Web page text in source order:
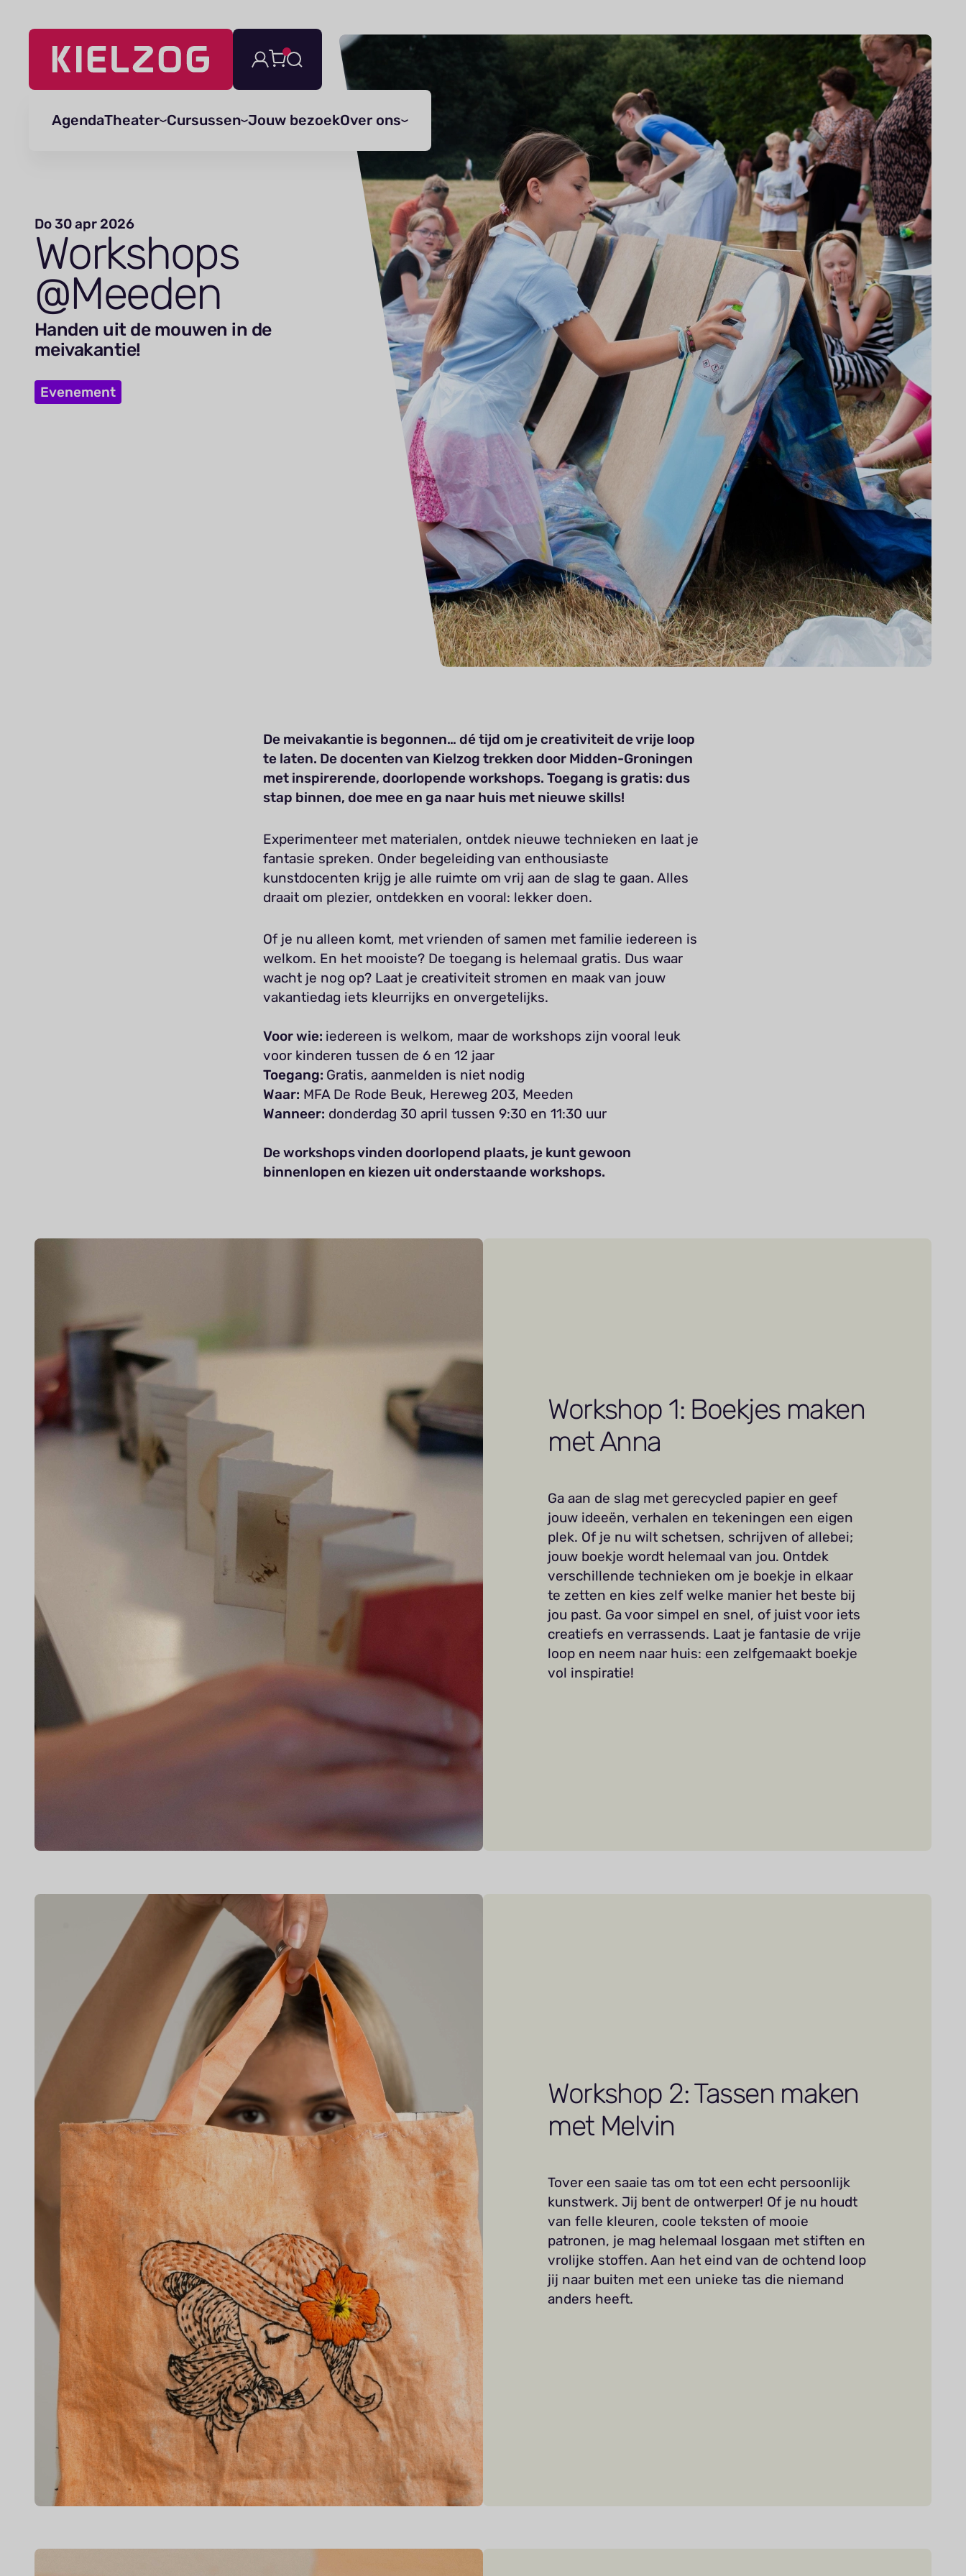
Navigatie
AgendaTheater Cursussen Jouw bezoekOver ons
Do 30 apr 2026
Workshops
@Meeden
Handen uit de mouwen in de
meivakantie!
Evenement
De meivakantie is begonnen… dé tijd om je creativiteit de vrije loop
te laten. De docenten van Kielzog trekken door Midden-Groningen
met inspirerende, doorlopende workshops. Toegang is gratis: dus
stap binnen, doe mee en ga naar huis met nieuwe skills!
Experimenteer met materialen, ontdek nieuwe technieken en laat je
fantasie spreken. Onder begeleiding van enthousiaste
kunstdocenten krijg je alle ruimte om vrij aan de slag te gaan. Alles
draait om plezier, ontdekken en vooral: lekker doen.
Of je nu alleen komt, met vrienden of samen met familie iedereen is
welkom. En het mooiste? De toegang is helemaal gratis. Dus waar
wacht je nog op? Laat je creativiteit stromen en maak van jouw
vakantiedag iets kleurrijks en onvergetelijks.
Voor wie: iedereen is welkom, maar de workshops zijn vooral leuk
voor kinderen tussen de 6 en 12 jaar
Toegang: Gratis, aanmelden is niet nodig
Waar: MFA De Rode Beuk, Hereweg 203, Meeden
Wanneer: donderdag 30 april tussen 9:30 en 11:30 uur
De workshops vinden doorlopend plaats, je kunt gewoon
binnenlopen en kiezen uit onderstaande workshops.
Workshop 1: Boekjes maken
met Anna
Ga aan de slag met gerecycled papier en geef
jouw ideeën, verhalen en tekeningen een eigen
plek. Of je nu wilt schetsen, schrijven of allebei;
jouw boekje wordt helemaal van jou. Ontdek
verschillende technieken om je boekje in elkaar
te zetten en kies zelf welke manier het beste bij
jou past. Ga voor simpel en snel, of juist voor iets
creatiefs en verrassends. Laat je fantasie de vrije
loop en neem naar huis: een zelfgemaakt boekje
vol inspiratie!
Workshop 2: Tassen maken
met Melvin
Tover een saaie tas om tot een echt persoonlijk
kunstwerk. Jij bent de ontwerper! Of je nu houdt
van felle kleuren, coole teksten of mooie
patronen, je mag helemaal losgaan met stiften en
vrolijke stoffen. Aan het eind van de ochtend loop
jij naar buiten met een unieke tas die niemand
anders heeft.